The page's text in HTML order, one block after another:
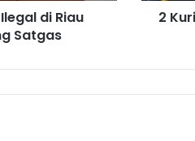
di Riau
Satgas
2